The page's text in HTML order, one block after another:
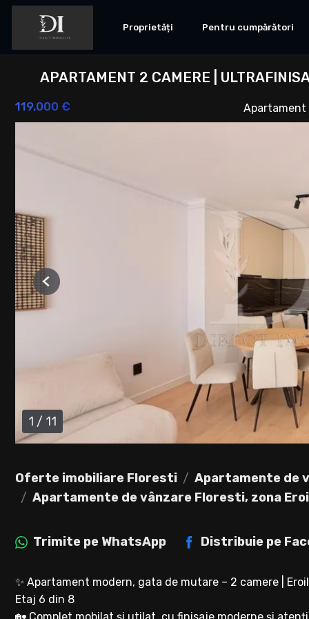
Proprietăți Pentru cumpărători
APARTAMENT 2 CAMERE |
119,000 € Apartament
1 / 11
Previous
Oferte imobiliare Floresti
Apartamente de
Apartamente de vânzare Floresti, zona
Trimite pe WhatsApp Distribuie pe
✨ Apartament modern, gata de mutare – 2 camere |
Etaj 6 din 8